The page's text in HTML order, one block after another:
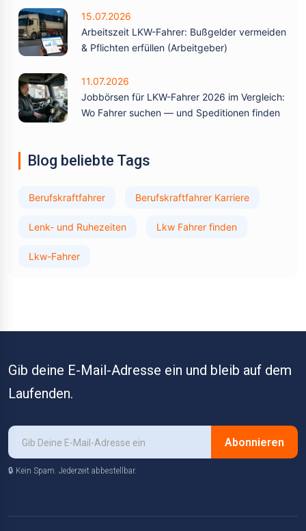
15.07.2026
Arbeitszeit LKW-Fahrer: Bußgelder vermeiden
& Pflichten erfüllen (Arbeitgeber)
11.07.2026
Jobbörsen für LKW-Fahrer 2026 im Vergleich:
Wo Fahrer suchen — und Speditionen finden
Blog beliebte Tags
Berufskraftfahrer Berufskraftfahrer Karriere
Lenk- und Ruhezeiten Lkw Fahrer finden
Lkw-Fahrer
Gib deine E-Mail-Adresse ein und bleib auf dem
Laufenden.
Abonnieren
🔒 Kein Spam. Jederzeit abbestellbar.